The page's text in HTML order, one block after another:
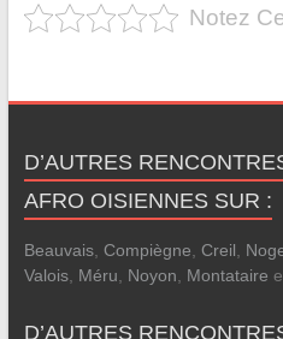
Notez
D’AUTRES
AFRO OISIENNES SUR :
Beauvais, Compiègne Creil
Valois, Méru Noyon Montataire
D’AUTRES